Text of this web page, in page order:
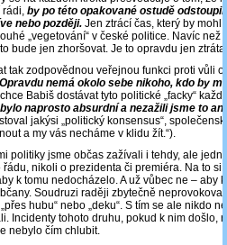
rádi, by po této opakované ostudě
nebo později. Jen ztrácí čas, který by mohl
„vegetování“ v české politice. Navíc než
bude jen zhoršovat. Je to opravdu jen
tak zodpovědnou veřejnou funkci proti vůli
Opravdu nemá okolo sebe nikoho, kdo by
Babiš dostávat tyto politické „facky“
naprosto absurdní a nezažili jsme to
jakýsi „politický konsensus“,
a my vás necháme v klidu žít.“).
politiky jsme občas zažívali i tehdy, ale
nikoli o prezidenta či premiéra. Na to si
k tomu nedocházelo. A už vůbec ne ‒ aby
Soudruzi raději zbytečně
hubu“ nebo „deku“. S tím se ale nikdo
Incidenty tohoto druhu, pokud k nim došlo,
nebylo čím chlubit.